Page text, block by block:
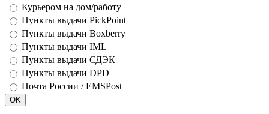
Курьером на дом/работу
Пункты выдачи PickPoint
Пункты выдачи Boxberry
Пункты выдачи IML
Пункты выдачи СДЭК
Пункты выдачи DPD
Почта России / EMSPost